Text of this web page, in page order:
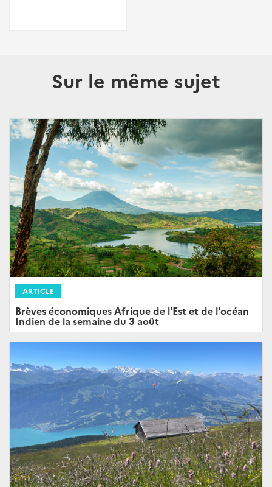
Sur le même sujet
ARTICLE
Brèves économiques Afrique de l'Est et de l'océan
Indien de la semaine du 3 août